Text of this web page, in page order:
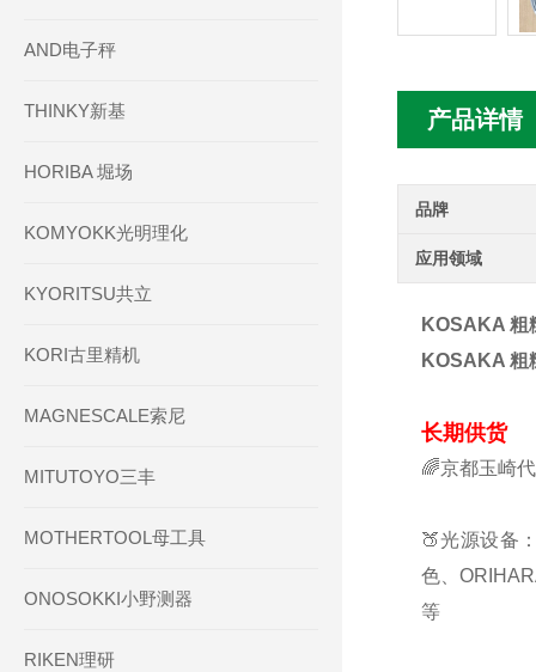
产品详情
品牌
应用领域
KOSAKA 粗
KOSAKA 粗
长期供货
🌈京都玉崎
🍑光源设备
色、
等
AND电子秤
THINKY新基
HORIBA 堀场
KOMYOKK光明理化
KYORITSU共立
KORI古里精机
MAGNESCALE索尼
MITUTOYO三丰
MOTHERTOOL母工具
ONOSOKKI小野测器
RIKEN理研